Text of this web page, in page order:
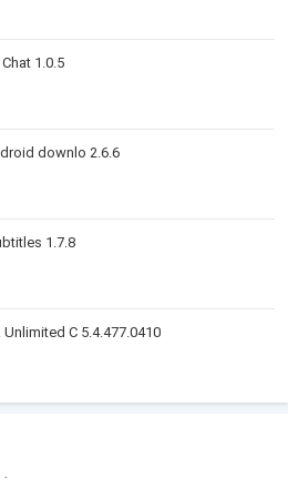
1.0.5
downlo 2.6.6
1.7.8
C 5.4.477.0410